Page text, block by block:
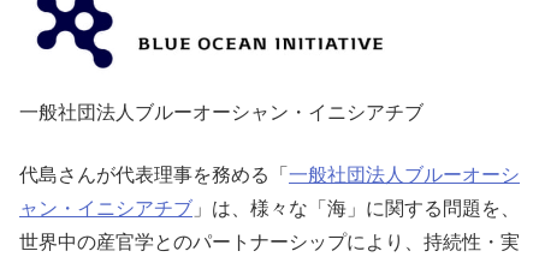
一般社団法人ブルーオーシャン・イニシアチブ
代島さんが代表理事を務める「一般社団法人ブルーオーシ
ャン・イニシアチブ 」は、様々な「海」に関する問題を、
世界中の産官学とのパートナーシップにより、持続性・実